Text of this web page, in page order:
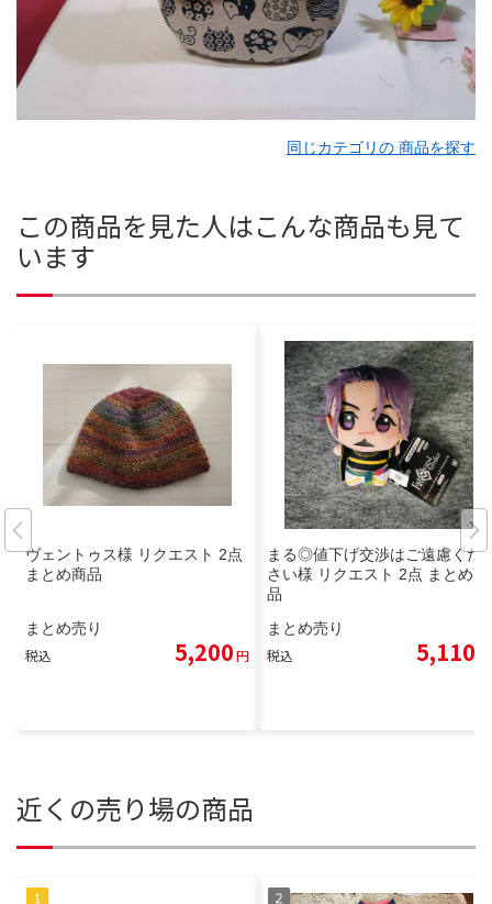
同じカテゴリの 商品を探す
この商品を見た人はこんな商品も見て
います
ヴェントゥス様 リクエスト 2点
まとめ商品
まとめ売り
税込 5,200円
まる◎値下げ交渉はご遠慮くだ
さい様 リクエスト 2点 まとめ商
品
まとめ売り
税込 5,110
近くの売り場の商品